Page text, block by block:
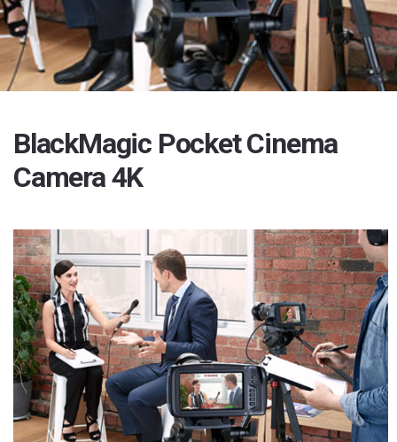
BlackMagic Pocket Cinema
Camera 4K